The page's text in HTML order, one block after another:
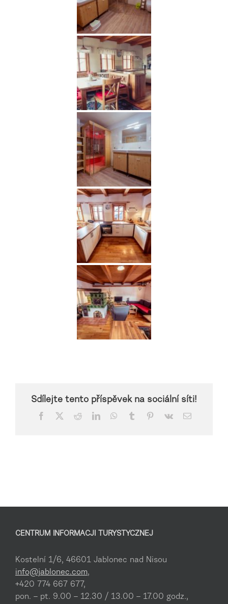
Sdílejte tento příspěvek na sociální síti!
Facebook RedditLinkedInWhatsApp
Tumblr Pinterest
Vk Email
CENTRUM INFORMACJI TURYSTYCZNEJ
Kostelní 1/6, 46601 Jablonec nad Nisou
info@jablonec.com,
+420 774 667 677,
pon. – pt. 9.00 – 12.30 / 13.00 – 17.00 godz.,